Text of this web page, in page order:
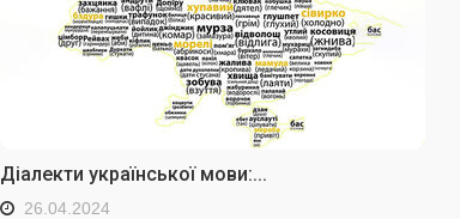
Діалекти української мови:...
26.04.2024